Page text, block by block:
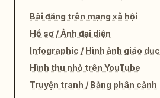
Bài đăng trên mạng xã hội
Hồ sơ / Ảnh đại diện
Infographic / Hình ảnh giáo dục
Hình thu nhỏ trên YouTube
Truyện tranh / Bảng phân cảnh